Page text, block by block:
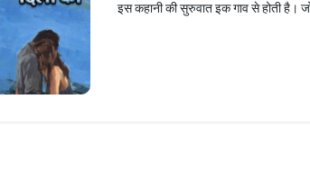
इस कहानी की सुरुवात इक गाव से होती है।